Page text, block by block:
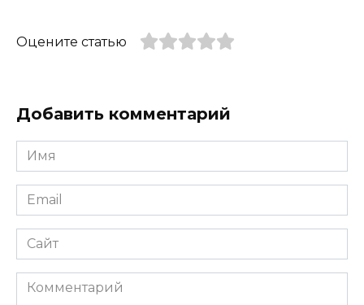
Оцените статью
Добавить комментарий
Имя
*
Email
*
Сайт
Комментарий